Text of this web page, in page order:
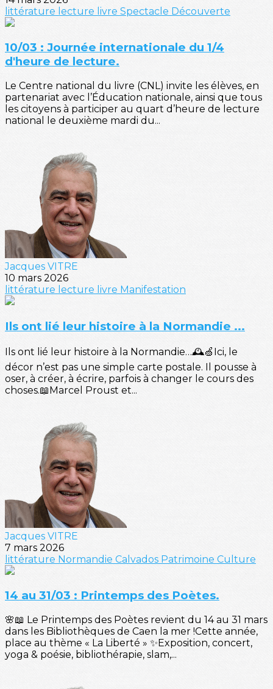
littérature lecture livre Spectacle Découverte
10/03 : Journée internationale du 1/4
d'heure de lecture.
Le Centre national du livre (CNL) invite les élèves, en
partenariat avec l’Éducation nationale, ainsi que tous
les citoyens à participer au quart d’heure de lecture
national le deuxième mardi du...
Jacques VITRE
10 mars 2026
littérature lecture livre Manifestation
Ils ont lié leur histoire à la Normandie ...
Ils ont lié leur histoire à la Normandie…🕰️🍏Ici, le
décor n’est pas une simple carte postale. Il pousse à
oser, à créer, à écrire, parfois à changer le cours des
choses.📖Marcel Proust et...
Jacques VITRE
7 mars 2026
littérature Normandie Calvados Patrimoine Culture
14 au 31/03 : Printemps des Poètes.
🌸📖 Le Printemps des Poètes revient du 14 au 31 mars
dans les Bibliothèques de Caen la mer !Cette année,
place au thème « La Liberté » ✨Exposition, concert,
yoga & poésie, bibliothérapie, slam,...